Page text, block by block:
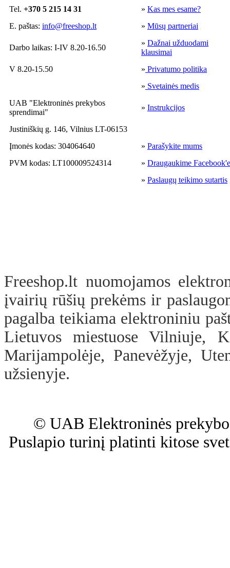
Tel. +370 5 215 14 31 » Kas mes esame?
E. paštas: info@freeshop.lt » Mūsų partneriai
Darbo laikas: I-IV 8.20-16.50
» Dažnai užduodami
klausimai
V 8.20-15.50
» Privatumo politika
» Svetainės medis
UAB "Elektroninės prekybos
sprendimai"
» Instrukcijos
Justiniškių g. 146, Vilnius LT-06153
Įmonės kodas: 304064640
» Parašykite mums
PVM kodas: LT100009524314
» Draugaukime Facebook'e
» Paslaugų teikimo sutartis
Freeshop.lt nuomojamos
įvairių rūšių prekėms ir
pagalba teikiama elektroniniu
Lietuvos miestuose Vilniuje,
Marijampolėje, Panevėžyje,
užsienyje.
© UAB Elektroninės
Puslapio turinį platinti kitose